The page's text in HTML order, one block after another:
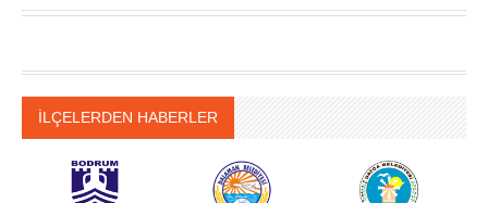
İLÇELERDEN HABERLER